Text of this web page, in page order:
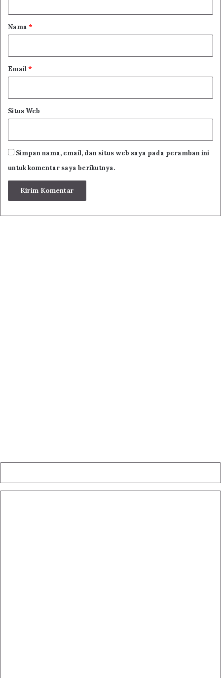
r
Nama *
Email*
Situs Web
Simpan nama, email, dan situs web saya pada peramban ini
untuk komentar saya berikutnya.